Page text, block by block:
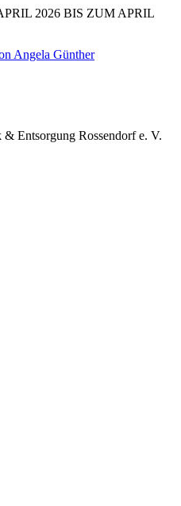
2026 BIS ZUM APRIL
Angela Günther
Entsorgung Rossendorf e. V.